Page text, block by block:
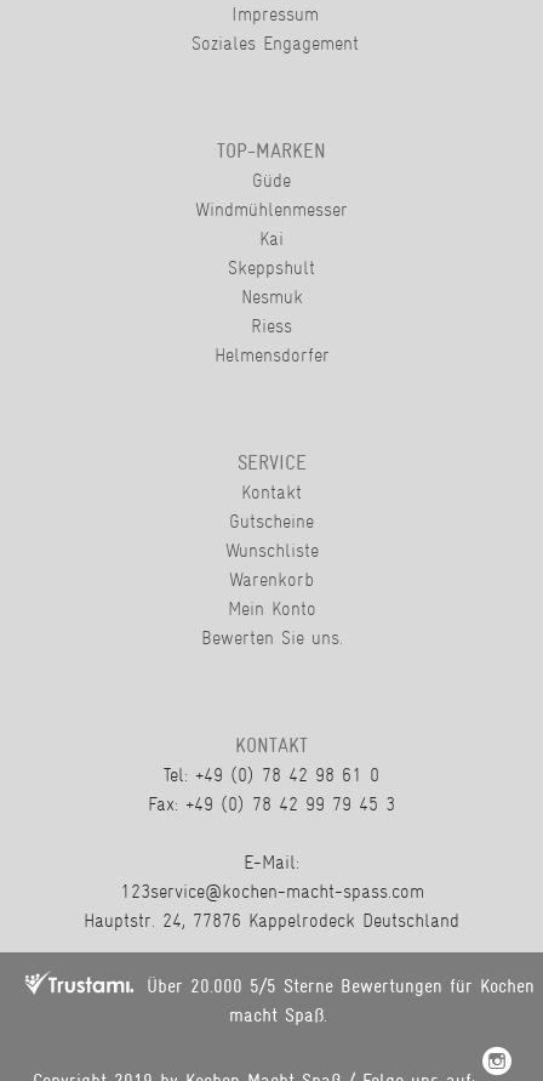
Impressum
Soziales Engagement
TOP-MARKEN
Güde
Windmühlenmesser
Kai
Skeppshult
Nesmuk
Riess
Helmensdorfer
SERVICE
Kontakt
Gutscheine
Wunschliste
Warenkorb
Mein Konto
Bewerten Sie uns.
KONTAKT
Tel: +49 (0) 78 42 98 61 0
Fax: +49 (0) 78 42 99 79 45 3
E-Mail:
123service@kochen-macht-spass.com
Hauptstr. 24, 77876 Kappelrodeck Deutschland
Über 20.000 5/5 Sterne Bewertungen für Kochen
macht Spaß.